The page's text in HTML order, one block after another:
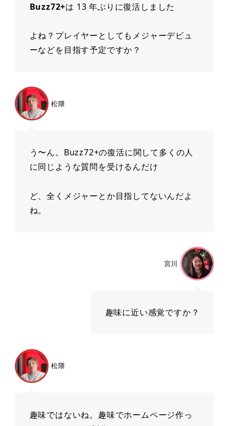
Buzz72+は 13 年ぶりに復活しました
よね？プレイヤーとしてもメジャーデビュ
ーなどを⽬指す予定ですか？
松隈
う〜ん。Buzz72+の復活に関して多くの⼈
に同じような質問を受けるんだけ
ど、全くメジャーとか⽬指してないんだよ
ね。
宮川
趣味に近い感覚ですか？
松隈
趣味ではないね。趣味でホームページ作っ